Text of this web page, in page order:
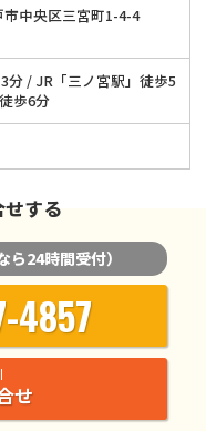
中央区三宮町1-4-4
分 / JR「三ノ宮駅」徒歩5
歩6分
する
ら24時間受付）
4857
せ